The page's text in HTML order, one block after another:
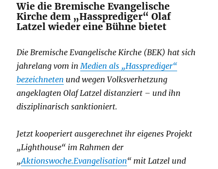
Wie die Bremische Evangelische
Kirche dem „Hassprediger“ Olaf
Latzel wieder eine Bühne bietet
Die Bremische Evangelische Kirche (BEK) hat sich
jahrelang vom inMedien als „Hassprediger“
bezeichneten und wegen Volksverhetzung
angeklagten Olaf Latzel distanziert – und ihn
disziplinarisch sanktioniert.
Jetzt kooperiert ausgerechnet ihr eigenes Projekt
„Lighthouse“ im Rahmen der
„Aktionswoche.Evangelisation“ mit Latzel und